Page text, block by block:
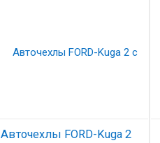
Авточехлы FORD-Kuga 2